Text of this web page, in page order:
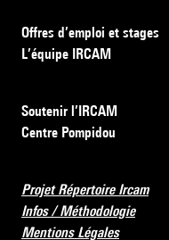
Offres d’emploi et stages
L’équipe IRCAM
Soutenir l’IRCAM
Centre Pompidou
Projet Répertoire Ircam
Infos / Méthodologie
Mentions Légales